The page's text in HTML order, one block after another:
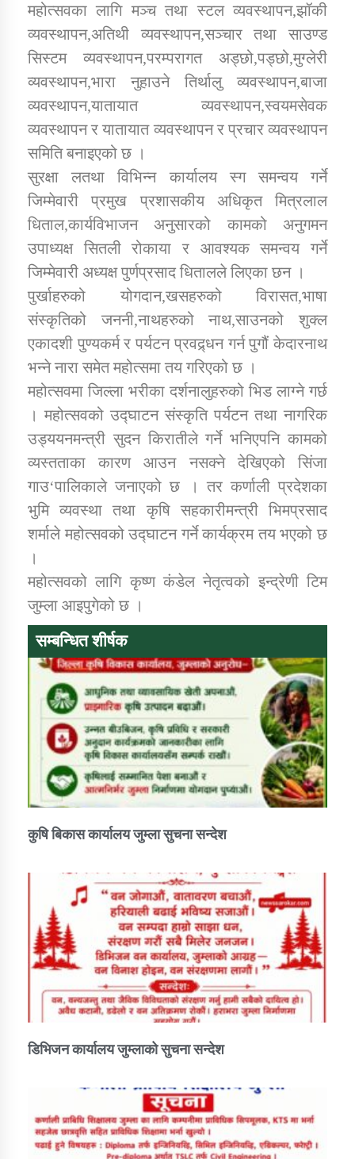
कर्णाली प्राविधि शिक्षालय जुम्लाको सुचना
तातोपानी गाउँपालिकाको न्यायिक समिति सम्बन्धी सन्देश
तातोपानी गाउँपालिका जुम्लाको महिला तथा लैङ्गिक हिंसा
सम्बन्धी सूचना सन्देश
तातोपानी गाउँपालिका जुम्लाको महिनावारी सम्बन्धिकाे
सन्देश
तातोपानी गाउँपालिका जुम्लाको सूचना
तातोपानी गाउँपालिका जुम्लाको सूचना
महोत्सवका लागि मञ्च तथा स्टल व्यवस्थापन,झॉकी
व्यवस्थापन,अतिथी व्यवस्थापन,सञ्चार तथा साउण्ड
सिस्टम व्यवस्थापन,परम्परागत अड्छो,पड्छो,मुग्लेरी
व्यवस्थापन,भारा नुहाउने तिर्थालु व्यवस्थापन,बाजा
व्यवस्थापन,यातायात व्यवस्थापन,स्वयमसेवक
व्यवस्थापन र यातायात व्यवस्थापन र प्रचार व्यवस्थापन
समिति बनाइएको छ ।
सुरक्षा लतथा विभिन्न कार्यालय स्ग समन्वय गर्ने
जिम्मेवारी प्रमुख प्रशासकीय अधिकृत मित्रलाल
धिताल,कार्यविभाजन अनुसारको कामको अनुगमन
उपाध्यक्ष सितली रोकाया र आवश्यक समन्वय गर्ने
जिम्मेवारी अध्यक्ष पुर्णप्रसाद धितालले लिएका छन ।
पुर्खाहरुको योगदान,खसहरुको विरासत,भाषा
संस्कृतिको जननी,नाथहरुको नाथ,साउनको शुक्ल
एकादशी पुण्यकर्म र पर्यटन प्रवद्र्धन गर्न पुगौं केदारनाथ
भन्ने नारा समेत महोत्समा तय गरिएको छ ।
महोत्सवमा जिल्ला भरीका दर्शनालुहरुको भिड लाग्ने गर्छ
। महोत्सवको उद्घाटन संस्कृति पर्यटन तथा नागरिक
उड्ययनमन्त्री सुदन किरातीले गर्ने भनिएपनि कामको
व्यस्तताका कारण आउन नसक्ने देखिएको सिंजा
गाउ‘पालिकाले जनाएको छ । तर कर्णाली प्रदेशका
भुमि व्यवस्था तथा कृषि सहकारीमन्त्री भिमप्रसाद
शर्माले महोत्सवको उद्घाटन गर्ने कार्यक्रम तय भएको छ
।
महोत्सवको लागि कृष्ण कंडेल नेतृत्वको इन्द्रेणी टिम
जुम्ला आइपुगेको छ ।
सम्बन्धित शीर्षक
कुषि बिकास कार्यालय जुम्ला सुचना सन्देश
डिभिजन कार्यालय जुम्लाको सुचना सन्देश